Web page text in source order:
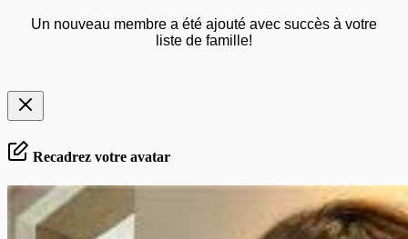
Un nouveau membre a été ajouté avec succès à votre
liste de famille!
Recadrez votre avatar